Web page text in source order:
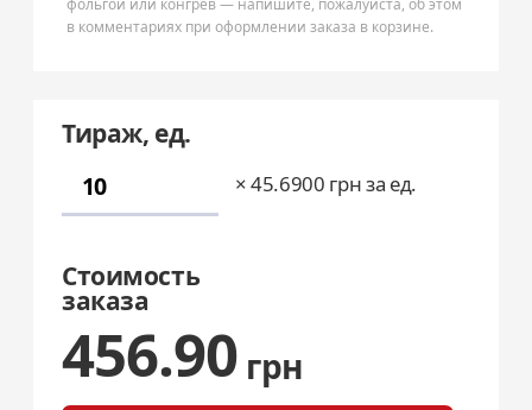
в комментариях при оформлении заказа в корзине.
Тираж, ед.
×45.6900 грн за ед.
Стоимость
заказа
456.90 грн